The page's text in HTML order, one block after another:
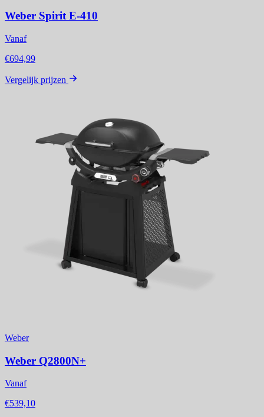
Weber Spirit E-410
Vanaf
€694,99
Vergelijk prijzen
Weber
Weber Q2800N+
Vanaf
€539,10